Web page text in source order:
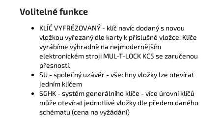
Volitelné funkce
KLÍĆ VYFRÉZOVANÝ - klíč navíc dodaný s novou
vložkou vyřezaný dle karty k příslušné vložce. Klíče
vyrábíme výhradně na nejmodernějším
elektronickém stroji MUL-T-LOCK KC5 se zaručenou
přesností.
SU - společný uzávěr - všechny vložky lze otevírat
jedním klíčem
SGHK - systém generálního klíče - více úrovní klíčů
může otevírat jednotlivé vložky dle předem daného
schématu (cena na vyžádání)